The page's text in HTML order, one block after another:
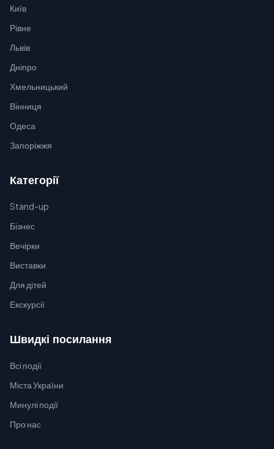
Київ
Рівне
Львів
Дніпро
Хмельницький
Вінниця
Одеса
Запоріжжя
Категорії
Stand-up
Бізнес
Вечірки
Виставки
Для дітей
Екскурсії
Швидкі посилання
Всі події
Міста України
Минулі події
Про нас